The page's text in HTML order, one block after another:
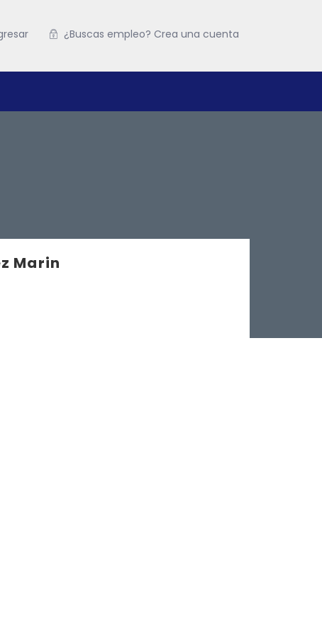
¿Buscas empleo? Crea una cuenta
Marin